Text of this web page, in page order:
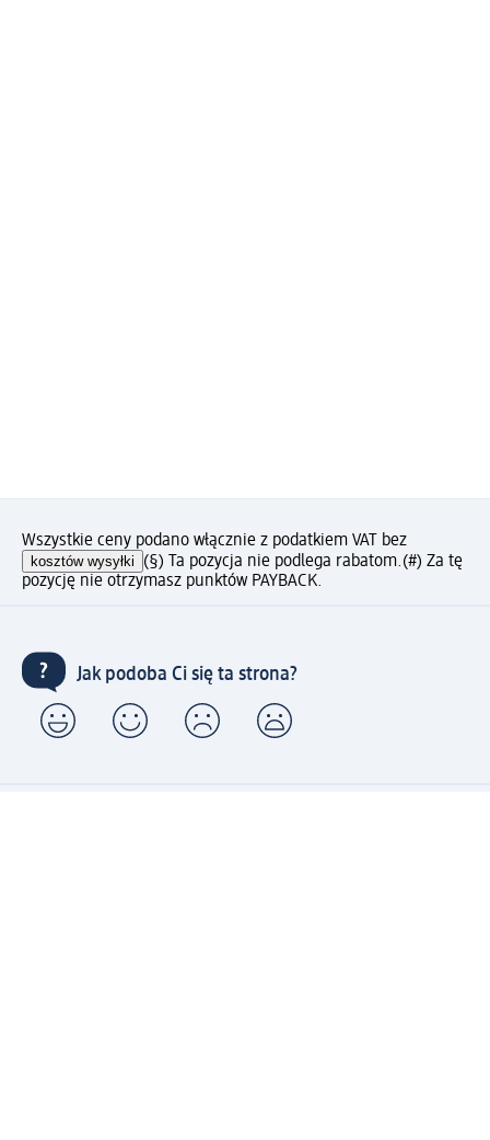
Wszystkie ceny podano włącznie z podatkiem VAT bez
kosztów wysyłki (§) Ta pozycja nie podlega rabatom.(#) Za tę
pozycję nie otrzymasz punktów PAYBACK.
Jak podoba Ci się ta strona?